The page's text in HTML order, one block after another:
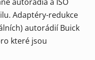
Adaptéry-redukce
autorádií Buick
které jsou